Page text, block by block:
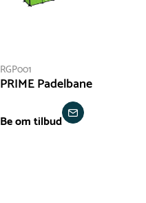
RGP001
PRIME Padelbane
Be om tilbud